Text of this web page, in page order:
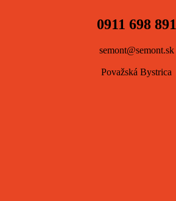
0911 698 891
semont@semont.sk
Považská Bystrica